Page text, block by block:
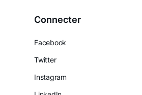
Connecter
Facebook
Twitter
Instagram